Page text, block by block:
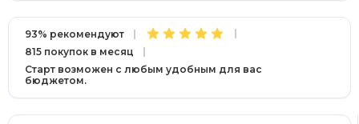
93% рекомендуют
815 покупок в месяц
Старт возможен с любым удобным для вас
бюджетом.